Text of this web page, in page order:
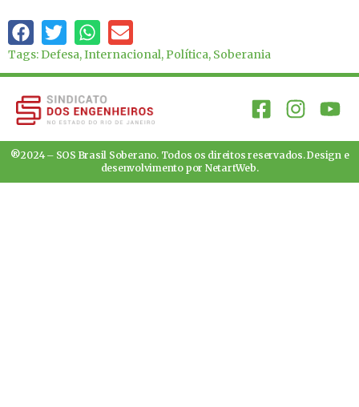
Tags:Defesa,Internacional,Política, Soberania
®2024 – SOS Brasil Soberano. Todos os direitos reservados. Design e
desenvolvimento por NetartWeb.